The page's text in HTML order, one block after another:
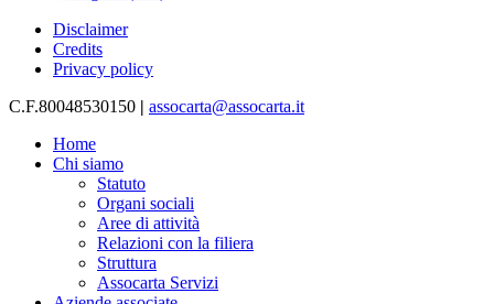
Disclaimer
Credits
Privacy policy
C.F.80048530150 | assocarta@assocarta.it
Home
Chi siamo
Statuto
Organi sociali
Aree di attività
Relazioni con la filiera
Struttura
Assocarta Servizi